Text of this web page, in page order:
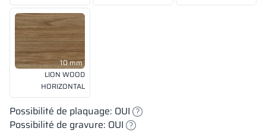
10 mm
LION WOOD
HORIZONTAL
Possibilité de plaquage: OUI
Possibilité de gravure: OUI